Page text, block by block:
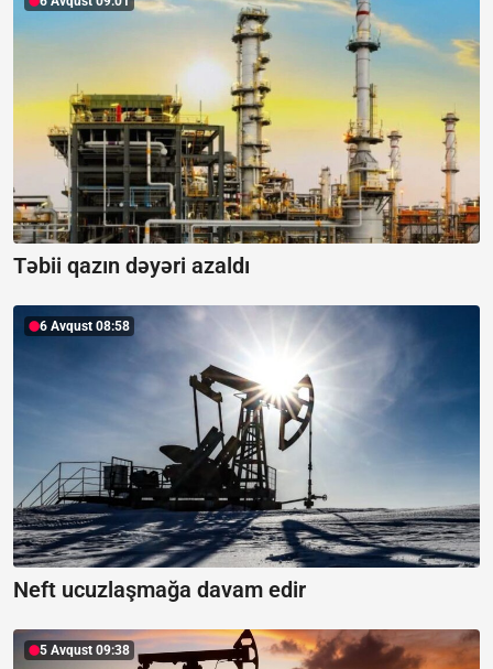
Təbii qazın dəyəri azaldı
6 Avqust 08:58
Neft ucuzlaşmağa davam edir
5 Avqust 09:38